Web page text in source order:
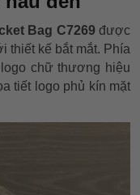
Bag C7269 được
thiết kế bắt mắt. Phía
chữ thương hiệu
tiết logo phủ kín mặt